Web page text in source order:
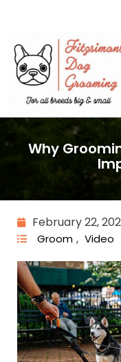
Why
February 22,
Groom , Video